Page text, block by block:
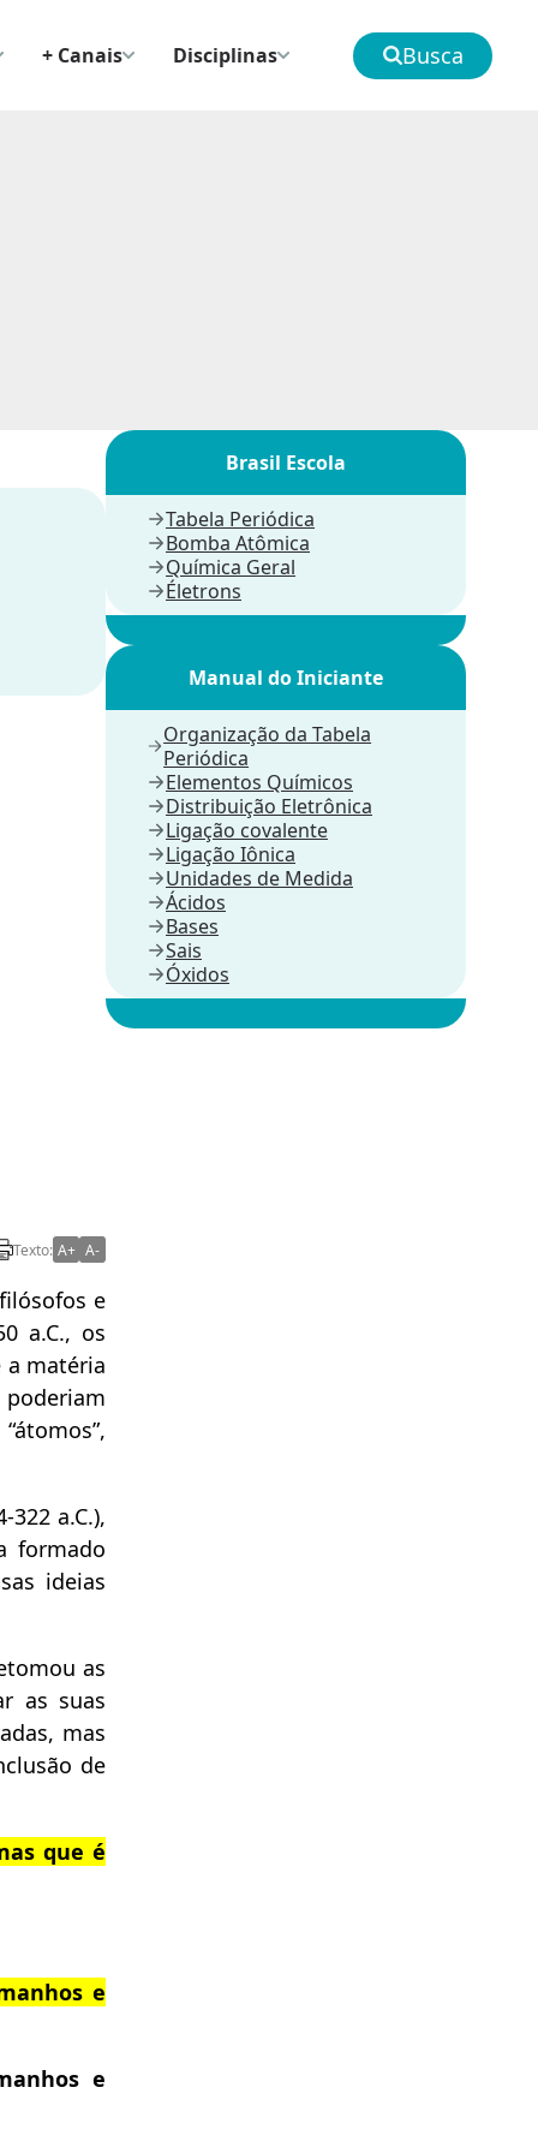
+ Canais Disciplinas Busca
Texto: A+ A-
e
a.C., os
a matéria
a.C.),
formado
ideias
as
as suas
mas
de
que é
e
e
Brasil Escola
Tabela Periódica
Bomba Atômica
Química Geral
Életrons
Manual do Iniciante
Organização da Tabela
Periódica
Elementos Químicos
Distribuição Eletrônica
Ligação covalente
Ligação Iônica
Unidades de Medida
Ácidos
Bases
Sais
Óxidos